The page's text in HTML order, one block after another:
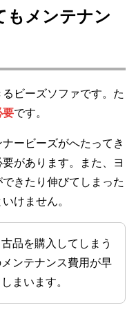
もメンテナン
ビーズソファです。た
要です。
ービーズがへたってき
があります。また、ヨ
きたり伸びてしまった
けません。
品を購入してしまう
ンテナンス費用が早
まいます。